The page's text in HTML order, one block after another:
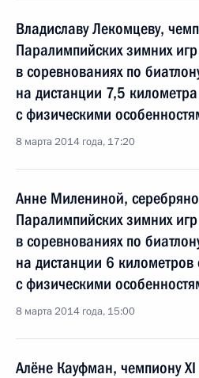
Владиславу Лекомцеву,
Паралимпийских зимних
в соревнованиях по
на дистанции 7,5
с физическими
8 марта 2014 года, 17:20
Анне Милениной,
Паралимпийских зимних
в соревнованиях по
на дистанции 6 километров
с физическими
8 марта 2014 года, 15:00
Алёне Кауфман, чемпиону